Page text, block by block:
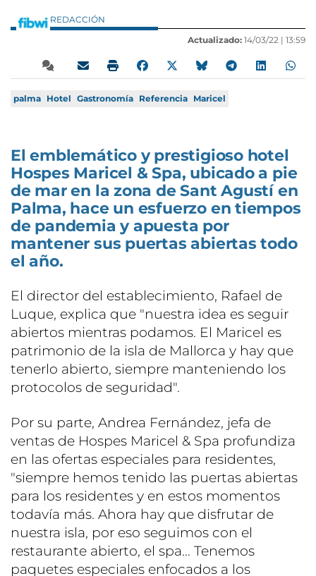
REDACCIÓN
Actualizado: 14/03/22 | 13:59
palma Hotel Gastronomía Referencia Maricel
El emblemático y prestigioso hotel
Hospes Maricel & Spa, ubicado a pie
de mar en la zona de Sant Agustí en
Palma, hace un esfuerzo en tiempos
de pandemia y apuesta por
mantener sus puertas abiertas todo
el año.
El director del establecimiento, Rafael de
Luque, explica que "nuestra idea es seguir
abiertos mientras podamos. El Maricel es
patrimonio de la isla de Mallorca y hay que
tenerlo abierto, siempre manteniendo los
protocolos de seguridad".
Por su parte, Andrea Fernández, jefa de
ventas de Hospes Maricel & Spa profundiza
en las ofertas especiales para residentes,
"siempre hemos tenido las puertas abiertas
para los residentes y en estos momentos
todavía más. Ahora hay que disfrutar de
nuestra isla, por eso seguimos con el
restaurante abierto, el spa... Tenemos
paquetes especiales enfocados a los